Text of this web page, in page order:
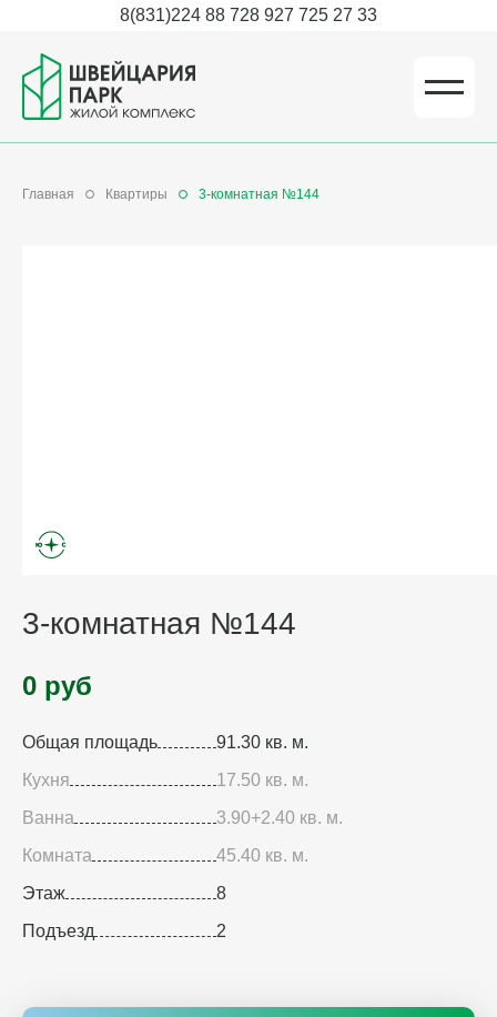
8(831)224 88 728 927 725 27 33
Главная Квартиры 3-комнатная №144
3-комнатная №144
0 руб
Общая площадь
91.30 кв. м.
Кухня
17.50 кв. м.
Ванна
3.90+2.40 кв. м.
Комната
45.40 кв. м.
Этаж
8
Подъезд
2